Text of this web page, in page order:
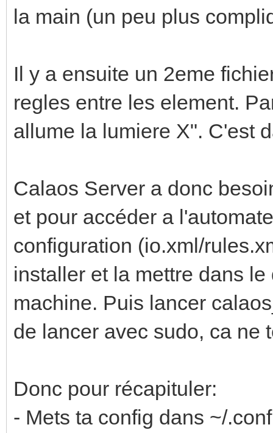
la main (un peu plus
Il y a ensuite un 2eme
regles entre les element.
allume la lumiere X". C'est
Calaos Server a donc
et pour accéder a
configuration (io.xml/
installer et la mettre dans
machine. Puis lancer
de lancer avec sudo, ca ne
Donc pour récapituler:
- Mets ta config dans ~/